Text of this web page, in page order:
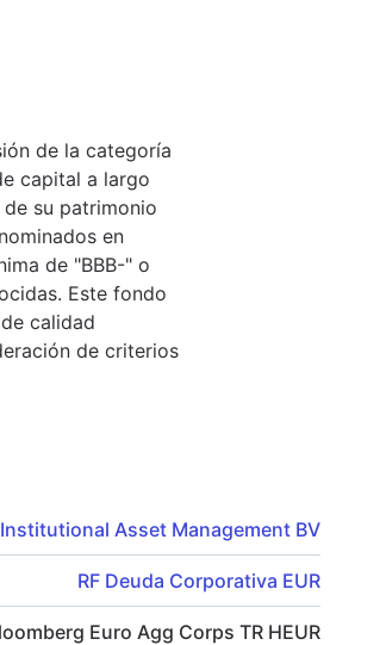
de la categoría
capital a largo
su patrimonio
en
de "BBB-" o
Este fondo
calidad
de criterios
Asset Management BV
RF Deuda Corporativa EUR
Euro Agg Corps TR HEUR